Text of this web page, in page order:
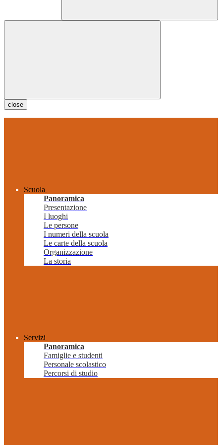
close
Scuola
Panoramica
Presentazione
I luoghi
Le persone
I numeri della scuola
Le carte della scuola
Organizzazione
La storia
Servizi
Panoramica
Famiglie e studenti
Personale scolastico
Percorsi di studio